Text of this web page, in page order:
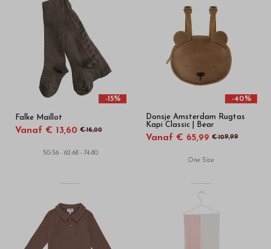
-15%
Falke Maillot
Vanaf € 13,60 € 16,00
50-56 - 62-68 - 74-80
-40%
Donsje Amsterdam Rugtas
Kapi Classic | Bear
Vanaf € 65,99 € 109,99
One Size